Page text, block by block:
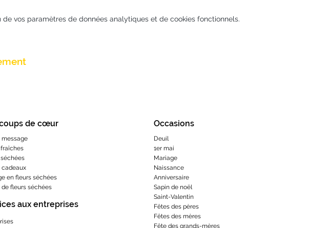
vos paramètres de données analytiques et de cookies fonctionnels.
de cœur
message
cadeaux
en fleurs séchées
de fleurs séchées
aux entreprises
Occasions
Deuil
1er mai
Mariage
Naissance
Anniversaire
Sapin de noël
Saint-Valentin
Fêtes des pères
Fêtes des mères
​Fête des grands-mères